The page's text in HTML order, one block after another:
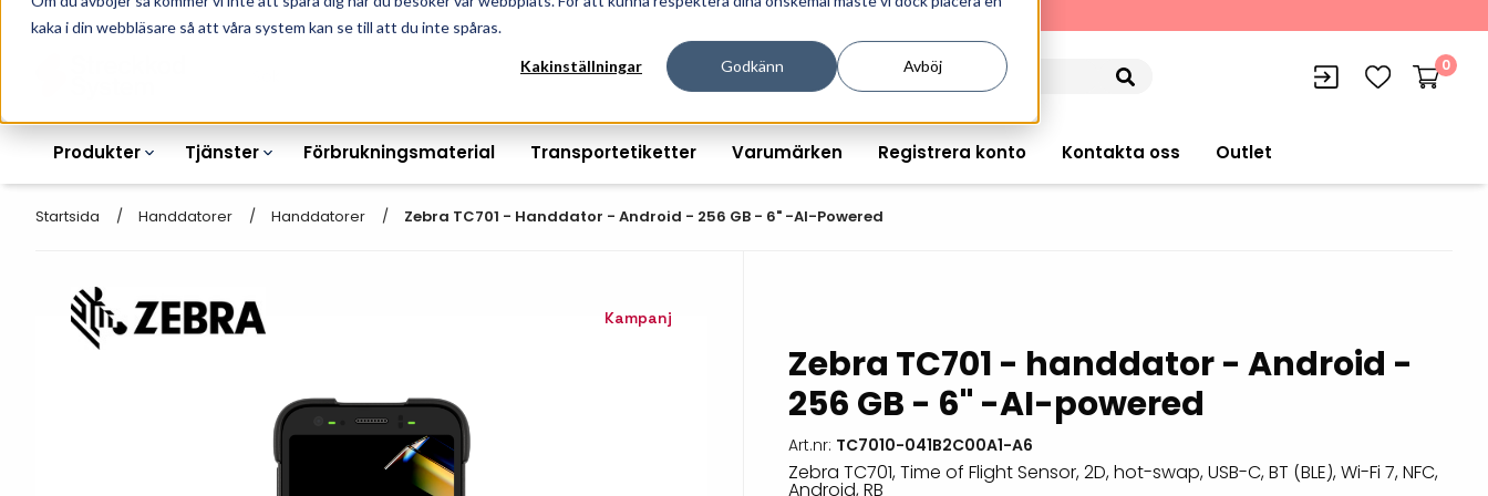
kaka i din webbläsare så att våra system kan se till att du inte spåras.
Kakinställningar Godkänn Avböj
010-162 61 90 Lösningar för professionell informationshantering och märkning
0
Produkter
Etikettskrivare
Armbandsskrivare
Transportetiketter
Kvittorullar
Handhållna streckkodsläsare
Bordsstreckkodsläsare
Streckkodsverifierare
Tillbehör streckkodsläsare
Tablets
Wearable Computers
Tillbehör handdatorer
Tillbehör tablets
Ruggade plattor
Pekskärmar
Tjänster
Otryckta
Laseretikett_A4
Printshopen svartvita-
Order offertförfrågan
streckkodsoriginal
WMSIQ: Lagersystem (WMS)
Lager och logistikprogram
inventering
Förbrukningsmaterial Transportetiketter Varumärken Registrera konto Kontakta oss Outlet
Startsida Handdatorer Handdatorer Zebra TC701 - Handdator - Android - 256 GB - 6" -AI-Powered
Kampanj
Zebra TC701 - handdator - Android -
256 GB - 6" -AI-powered
Art.nr: TC7010-041B2C00A1-A6
Zebra TC701, Time of Flight Sensor, 2D, hot-swap, USB-C, BT (BLE), Wi-Fi 7, NFC,
Android, RB